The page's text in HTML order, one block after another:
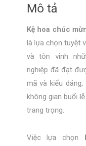
công
Mô tả
Kệ hoa chúc
là lựa chọn tuyệt
và tôn vinh
nghiệp đã đạt
mã và kiểu
không gian buổi
trang trọng.
Việc lựa chọn